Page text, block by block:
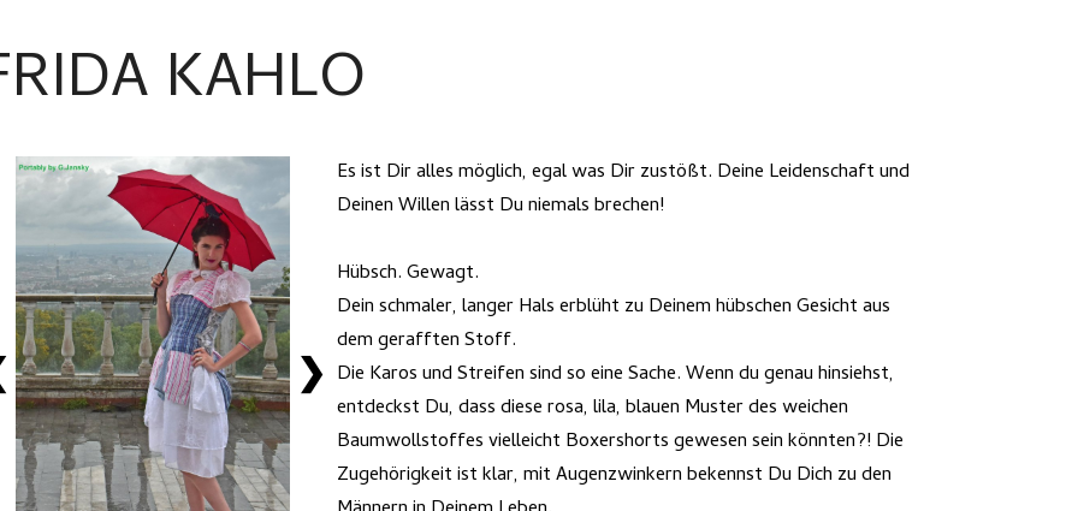
KAHLO
❯
Es ist Dir alles möglich, egal was Dir zustößt. Deine Leidenschaft und
Deinen Willen lässt Du niemals brechen!
Hübsch. Gewagt.
Dein schmaler, langer Hals erblüht zu Deinem hübschen Gesicht aus
dem gerafften Stoff.
Die Karos und Streifen sind so eine Sache. Wenn du genau hinsiehst,
entdeckst Du, dass diese rosa, lila, blauen Muster des weichen
Baumwollstoffes vielleicht Boxershorts gewesen sein könnten?! Die
Zugehörigkeit ist klar, mit Augenzwinkern bekennst Du Dich zu den